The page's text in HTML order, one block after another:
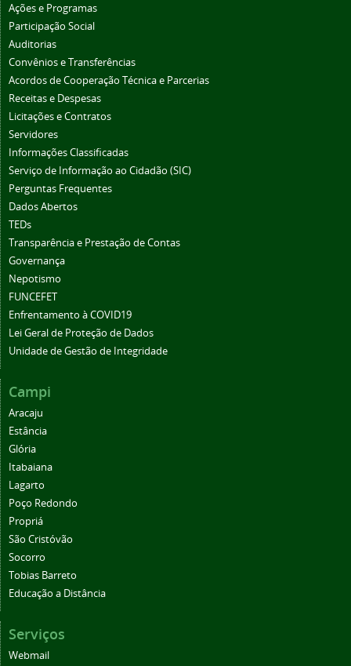
Ações e Programas
Participação Social
Auditorias
Convênios e Transferências
Acordos de Cooperação Técnica e Parcerias
Receitas e Despesas
Licitações e Contratos
Servidores
Informações Classificadas
Serviço de Informação ao Cidadão (SIC)
Perguntas Frequentes
Dados Abertos
TEDs
Transparência e Prestação de Contas
Governança
Nepotismo
FUNCEFET
Enfrentamento à COVID19
Lei Geral de Proteção de Dados
Unidade de Gestão de Integridade
Campi
Aracaju
Estância
Glória
Itabaiana
Lagarto
Poço Redondo
Propriá
São Cristóvão
Socorro
Tobias Barreto
Educação a Distância
Serviços
Webmail